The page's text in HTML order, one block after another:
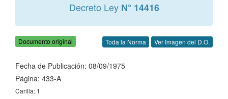
Decreto Ley N° 14416
Documento original Toda la Norma Ver Imagen del D.O.
Fecha de Publicación: 08/09/1975
Página: 433-A
Carilla: 1